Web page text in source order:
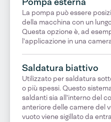
La pompa può essere
della macchina con un
Questa opzione è, ad
l'applicazione in una
Saldatura biattivo
Utilizzato per saldatura
o più spessi. Questo
saldanti sia all'interno del
anteriore delle camere del
vuoto viene sigillato da